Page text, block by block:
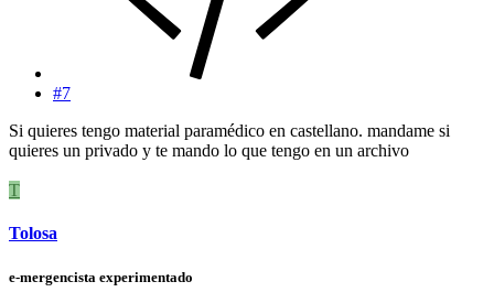
#7
Si quieres tengo material paramédico en castellano. mandame si
quieres un privado y te mando lo que tengo en un archivo
T
Tolosa
e-mergencista experimentado